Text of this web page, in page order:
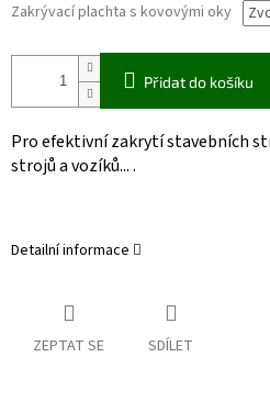
Zakrývací plachta s kovovými oky
Přidat do košíku
Pro efektivní zakrytí stavebních
strojů a vozíků... .
Detailní informace
ZEPTAT SE SDÍLET